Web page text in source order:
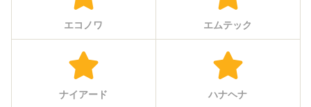
エコノワ エムテック
ナイアード ハナヘナ